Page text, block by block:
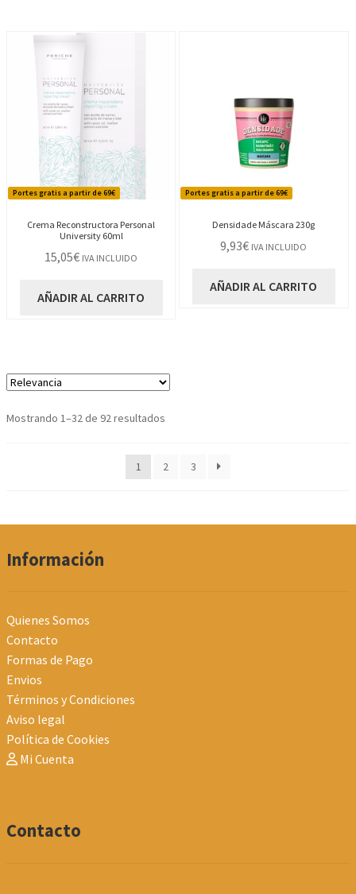
Portes gratis a partir de 69€
Crema Reconstructora Personal
University 60ml
15,05€ IVA INCLUIDO
AÑADIR AL CARRITO
Portes gratis a partir de 69€
Densidade Máscara 230g
9,93€ IVA INCLUIDO
AÑADIR AL CARRITO
Mostrando 1–32 de 92 resultados
últimos
1 2 3
Información
Quienes Somos
Contacto
Formas de Pago
Envios
Términos y Condiciones
Aviso legal
Política de Cookies
Mi Cuenta
Contacto